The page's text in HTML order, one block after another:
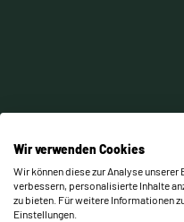
Wir verwenden Cookies
Wir können diese zur Analyse
verbessern, personalisierte Inhalte
zu bieten. Für weitere Informationen
Einstellungen.